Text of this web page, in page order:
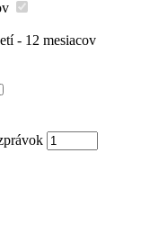
- 12 mesiacov